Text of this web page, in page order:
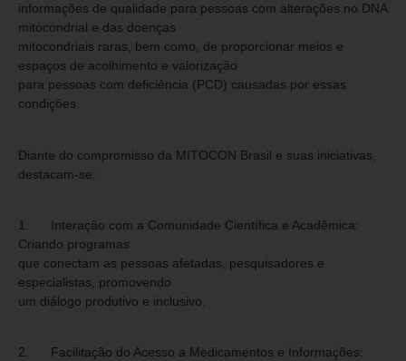
informações de qualidade para pessoas com alterações no DNA
mitocondrial e das doenças
mitocondriais raras, bem como, de proporcionar meios e
espaços de acolhimento e valorização
para pessoas com deficiência (PCD) causadas por essas
condições.
Diante do compromisso da MITOCON Brasil e suas iniciativas,
destacam-se:
1. Interação com a Comunidade Científica e Acadêmica:
Criando programas
que conectam as pessoas afetadas, pesquisadores e
especialistas, promovendo
um diálogo produtivo e inclusivo.
2. Facilitação do Acesso a Medicamentos e Informações: